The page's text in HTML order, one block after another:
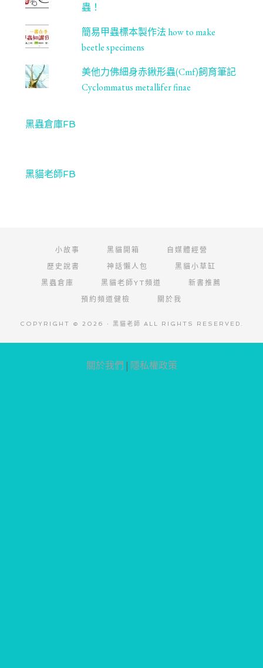
蟲！
簡易甲蟲標本製作法 how to make
beetle specimens
美他力佛細身赤鍬形蟲(Cmf)飼育筆記
Cyclommatus metallifer finae
黑蟲倉庫FB
黑貓老師FB
小故事 黑貓開箱
自媒體經營
歷史說書
神話懶人包
黑貓小草缸
黑蟲倉庫
黑貓老師YT頻道
新書推薦
預約頻道健檢
關於我
COPYRIGHT © 2026 · 黑貓老師 ALL RIGHTS RESERVED.
關於我們 | 隱私權政策